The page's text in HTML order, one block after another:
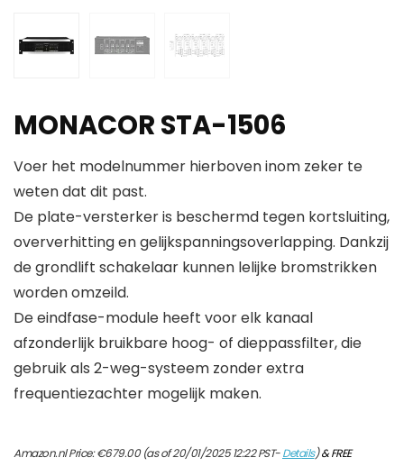
MONACOR STA-1506
Voer het modelnummer hierboven inom zeker te
weten dat dit past.
De plate-versterker is beschermd tegen kortsluiting,
oververhitting en gelijkspanningsoverlapping. Dankzij
de grondlift schakelaar kunnen lelijke bromstrikken
worden omzeild.
De eindfase-module heeft voor elk kanaal
afzonderlijk bruikbare hoog- of dieppassfilter, die
gebruik als 2-weg-systeem zonder extra
frequentiezachter mogelijk maken.
Amazon.nl Price:€679.00(as of 20/01/2025 12:22 PST-Details)&FREE